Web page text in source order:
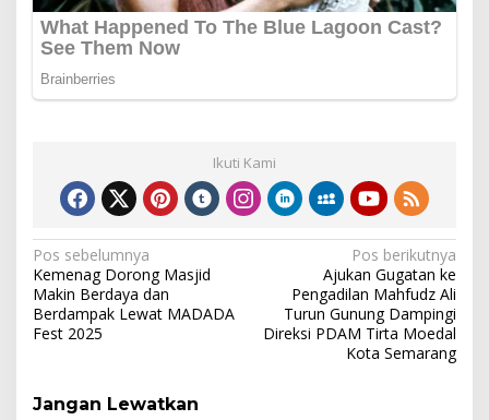
Ikuti Kami
Navigasi
pos
Pos sebelumnya
Kemenag Dorong Masjid
Makin Berdaya dan
Berdampak Lewat MADADA
Fest 2025
Pos berikutnya
Ajukan Gugatan ke
Pengadilan Mahfudz Ali
Turun Gunung Dampingi
Direksi PDAM Tirta Moedal
Kota Semarang
Jangan Lewatkan